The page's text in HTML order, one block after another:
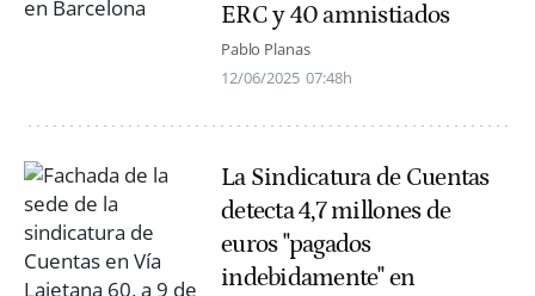
ERC y 40 amnistiados
Pablo Planas
12/06/2025 07:48h
La Sindicatura de Cuentas
detecta 4,7 millones de
euros "pagados
indebidamente" en